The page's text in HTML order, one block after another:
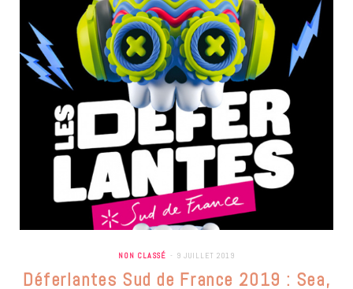
NON CLASSÉ 9 JUILLET 2019
Déferlantes Sud de France 2019 : Sea,